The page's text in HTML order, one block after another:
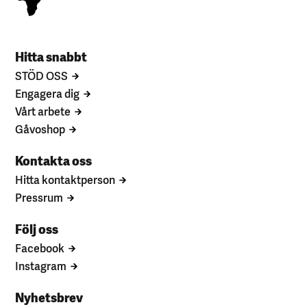
Hitta snabbt
STÖD OSS
Engagera dig
Vårt arbete
Gåvoshop
Kontakta oss
Hitta kontaktperson
Pressrum
Följ oss
Facebook
Instagram
Nyhetsbrev